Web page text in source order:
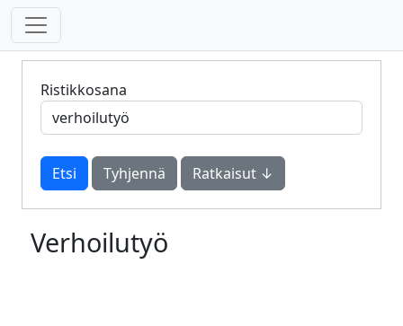
Ristikkosana
Tyhjennä Ratkaisut ↓
Verhoilutyö